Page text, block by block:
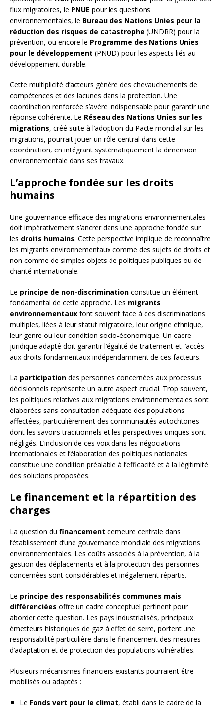
flux migratoires, le PNUE pour les questions
environnementales, le Bureau des Nations Unies pour la
réduction des risques de catastrophe (UNDRR) pour la
prévention, ou encore le Programme des Nations Unies
pour le développement (PNUD) pour les aspects liés au
développement durable.
Cette multiplicité d’acteurs génère des chevauchements de
compétences et des lacunes dans la protection. Une
coordination renforcée s’avère indispensable pour garantir une
réponse cohérente. Le Réseau des Nations Unies sur les
migrations, créé suite à l’adoption du Pacte mondial sur les
migrations, pourrait jouer un rôle central dans cette
coordination, en intégrant systématiquement la dimension
environnementale dans ses travaux.
L’approche fondée sur les droits
humains
Une gouvernance efficace des migrations environnementales
doit impérativement s’ancrer dans une approche fondée sur
les droits humains. Cette perspective implique de reconnaître
les migrants environnementaux comme des sujets de droits et
non comme de simples objets de politiques publiques ou de
charité internationale.
Le principe de non-discrimination constitue un élément
fondamental de cette approche. Les migrants
environnementaux font souvent face à des discriminations
multiples, liées à leur statut migratoire, leur origine ethnique,
leur genre ou leur condition socio-économique. Un cadre
juridique adapté doit garantir l’égalité de traitement et l’accès
aux droits fondamentaux indépendamment de ces facteurs.
La participation des personnes concernées aux processus
décisionnels représente un autre aspect crucial. Trop souvent,
les politiques relatives aux migrations environnementales sont
élaborées sans consultation adéquate des populations
affectées, particulièrement des communautés autochtones
dont les savoirs traditionnels et les perspectives uniques sont
négligés. L’inclusion de ces voix dans les négociations
internationales et l’élaboration des politiques nationales
constitue une condition préalable à l’efficacité et à la légitimité
des solutions proposées.
Le financement et la répartition des
charges
La question du financement demeure centrale dans
l’établissement d’une gouvernance mondiale des migrations
environnementales. Les coûts associés à la prévention, à la
gestion des déplacements et à la protection des personnes
concernées sont considérables et inégalement répartis.
Le principe des responsabilités communes mais
différenciées offre un cadre conceptuel pertinent pour
aborder cette question. Les pays industrialisés, principaux
émetteurs historiques de gaz à effet de serre, portent une
responsabilité particulière dans le financement des mesures
d’adaptation et de protection des populations vulnérables.
Plusieurs mécanismes financiers existants pourraient être
mobilisés ou adaptés :
Le Fonds vert pour le climat, établi dans le cadre de la